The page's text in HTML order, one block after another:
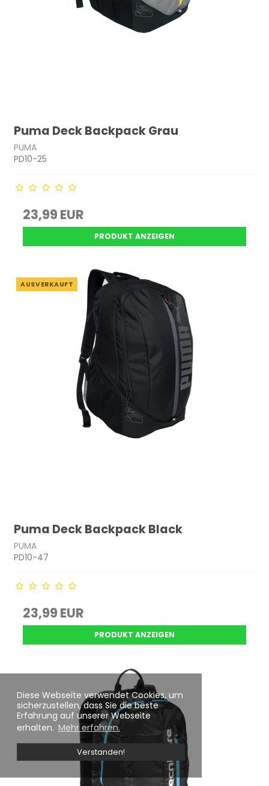
Diese Webseite verwendet Cookies, um
sicherzustellen, dass Sie die beste
Erfahrung auf unserer Webseite
erhalten. Mehr erfahren.
Verstanden!
Puma Deck Backpack Grau
PUMA
PD10-25
23,99 EUR
PRODUKT ANZEIGEN
AUSVERKAUFT
Puma Deck Backpack Black
PUMA
PD10-47
23,99 EUR
PRODUKT ANZEIGEN